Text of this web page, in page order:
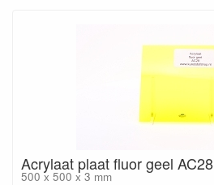
Acrylaat plaat fluor geel AC28
500 x 500 x 3 mm